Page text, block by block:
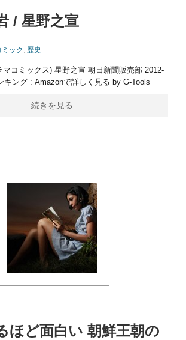
/ 星野之宣
ミック , 歴史
マコミックス) 星野之宣 朝日新聞販売部 2012-
キング : Amazonで詳しく見る by G-Tools
続きを見る
ほど面白い 朝鮮王朝の